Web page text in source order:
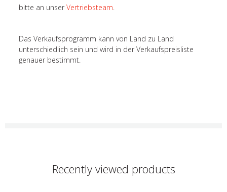
bitte an unserVertriebsteam.
Das Verkaufsprogramm kann von Land zu Land
unterschiedlich sein und wird in der Verkaufspreisliste
genauer bestimmt.
Recently viewed products